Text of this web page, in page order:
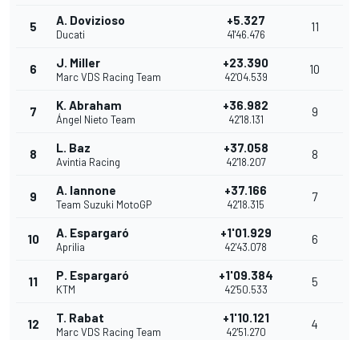
5 A. Dovizioso
Ducati
+5.327
41'46.476
11
6 J. Miller
Marc VDS Racing Team
+23.390
42'04.539
10
7 K. Abraham
Ángel Nieto Team
+36.982
42'18.131
9
8 L. Baz
Avintia Racing
+37.058
42'18.207
8
9 A. Iannone
Team Suzuki MotoGP
+37.166
42'18.315
7
10 A. Espargaró
Aprilia
+1'01.929
42'43.078
6
11 P. Espargaró
KTM
+1'09.384
42'50.533
5
12 T. Rabat
Marc VDS Racing Team
+1'10.121
42'51.270
4